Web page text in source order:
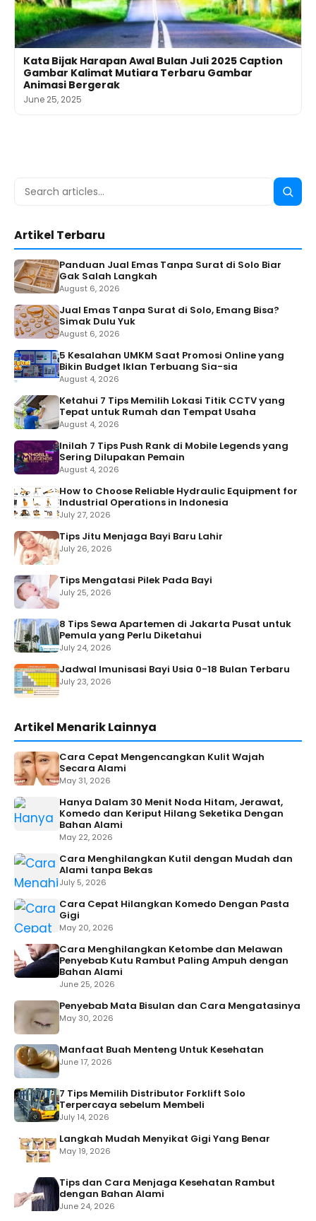
Kata Bijak Harapan Awal Bulan Juli 2025 Caption
Gambar Kalimat Mutiara Terbaru Gambar
Animasi Bergerak
June 25, 2025
Search
Search
Artikel Terbaru
Panduan Jual Emas Tanpa Surat di Solo Biar
Gak Salah Langkah
August 6, 2026
Jual Emas Tanpa Surat di Solo, Emang Bisa?
Simak Dulu Yuk
August 6, 2026
5 Kesalahan UMKM Saat Promosi Online yang
Bikin Budget Iklan Terbuang Sia-sia
August 4, 2026
Ketahui 7 Tips Memilih Lokasi Titik CCTV yang
Tepat untuk Rumah dan Tempat Usaha
August 4, 2026
Inilah 7 Tips Push Rank di Mobile Legends yang
Sering Dilupakan Pemain
August 4, 2026
How to Choose Reliable Hydraulic Equipment for
Industrial Operations in Indonesia
July 27, 2026
Tips Jitu Menjaga Bayi Baru Lahir
July 26, 2026
Tips Mengatasi Pilek Pada Bayi
July 25, 2026
8 Tips Sewa Apartemen di Jakarta Pusat untuk
Pemula yang Perlu Diketahui
July 24, 2026
Jadwal Imunisasi Bayi Usia 0-18 Bulan Terbaru
July 23, 2026
Artikel Menarik Lainnya
Cara Cepat Mengencangkan Kulit Wajah
Secara Alami
May 31, 2026
Hanya Dalam 30 Menit Noda Hitam, Jerawat,
Komedo dan Keriput Hilang Seketika Dengan
Bahan Alami
May 22, 2026
Cara Menghilangkan Kutil dengan Mudah dan
Alami tanpa Bekas
July 5, 2026
Cara Cepat Hilangkan Komedo Dengan Pasta
Gigi
May 20, 2026
Cara Menghilangkan Ketombe dan Melawan
Penyebab Kutu Rambut Paling Ampuh dengan
Bahan Alami
June 25, 2026
Penyebab Mata Bisulan dan Cara Mengatasinya
May 30, 2026
Manfaat Buah Menteng Untuk Kesehatan
June 17, 2026
7 Tips Memilih Distributor Forklift Solo
Terpercaya sebelum Membeli
July 14, 2026
Langkah Mudah Menyikat Gigi Yang Benar
May 19, 2026
Tips dan Cara Menjaga Kesehatan Rambut
dengan Bahan Alami
June 24, 2026